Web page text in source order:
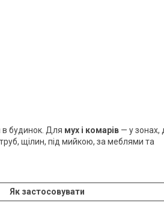
в будинок. Для мух і комарів — у зонах,
труб, щілин, під мийкою, за меблями та
Як застосовувати